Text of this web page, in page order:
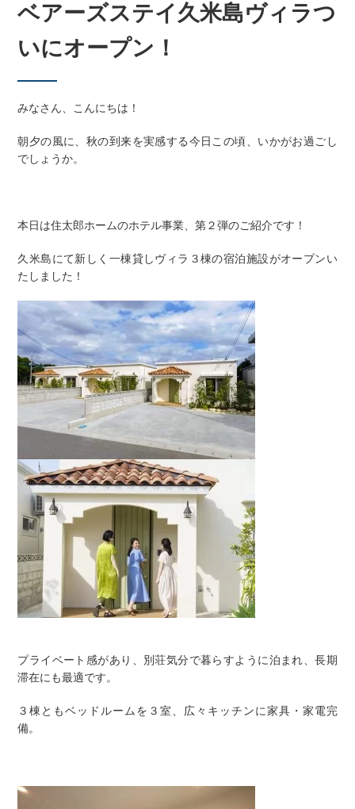
ベアーズステイ久米島ヴィラつ
いにオープン！
みなさん、こんにちは！
朝夕の風に、秋の到来を実感する今日この頃、いかがお過ごし
でしょうか。
本日は住太郎ホームのホテル事業、第２弾のご紹介です！
久米島にて新しく一棟貸しヴィラ３棟の宿泊施設がオープンい
たしました！
プライベート感があり、別荘気分で暮らすように泊まれ、長期
滞在にも最適です。
３棟ともベッドルームを３室、広々キッチンに家具・家電完
備。